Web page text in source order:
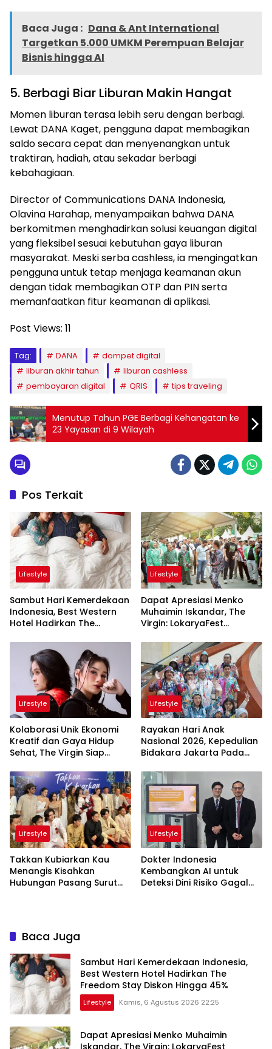
Baca Juga : Dana & Ant International
Targetkan 5.000 UMKM Perempuan Belajar
Bisnis hingga AI
5. Berbagi Biar Liburan Makin Hangat
Momen liburan terasa lebih seru dengan berbagi.
Lewat DANA Kaget, pengguna dapat membagikan
saldo secara cepat dan menyenangkan untuk
traktiran, hadiah, atau sekadar berbagi
kebahagiaan.
Director of Communications DANA Indonesia,
Olavina Harahap, menyampaikan bahwa DANA
berkomitmen menghadirkan solusi keuangan digital
yang fleksibel sesuai kebutuhan gaya liburan
masyarakat. Meski serba cashless, ia mengingatkan
pengguna untuk tetap menjaga keamanan akun
dengan tidak membagikan OTP dan PIN serta
memanfaatkan fitur keamanan di aplikasi.
Post Views: 11
Tag: DANA
dompet digital
liburan akhir tahun
liburan cashless
pembayaran digital
QRIS tips traveling
Menutup Tahun PGE Berbagi Kehangatan ke
23 Yayasan di 9 Wilayah
Pos Terkait
Lifestyle
Sambut Hari Kemerdekaan
Indonesia, Best Western
Hotel Hadirkan The
Hingga 45%
Lifestyle
Dapat Apresiasi Menko
Muhaimin Iskandar, The
Virgin: LokaryaFest
Pertemukan Kolaborasi
Lifestyle
Kolaborasi Unik Ekonomi
Kreatif dan Gaya Hidup
Sehat, The Virgin Siap
LokaryaFest 2026
Lifestyle
Rayakan Hari Anak
Nasional 2026, Kepedulian
Bidakara Jakarta Pada
Lewat Acara Where Hope
Begins
Lifestyle
Takkan Kubiarkan Kau
Menangis Kisahkan
Hubungan Pasang Surut
Lifestyle
Dokter Indonesia
Kembangkan AI untuk
Deteksi Dini Risiko Gagal
Baca Juga
Sambut Hari Kemerdekaan Indonesia,
Best Western Hotel Hadirkan The
Freedom Stay Diskon Hingga 45%
Lifestyle Kamis, 6 Agustus 2026 22:25
Dapat Apresiasi Menko Muhaimin